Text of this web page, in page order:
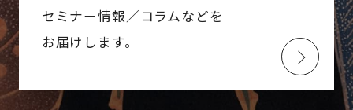
セミナー情報／コラムなどを
お届けします。